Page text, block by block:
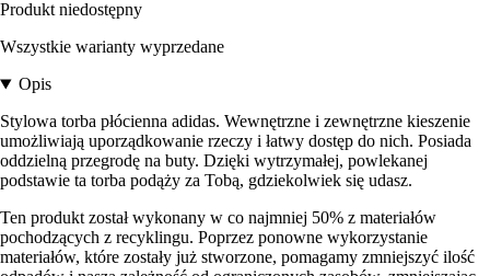
Produkt niedostępny
Wszystkie warianty wyprzedane
Opis
Stylowa torba płócienna adidas. Wewnętrzne i zewnętrzne kieszenie
umożliwiają uporządkowanie rzeczy i łatwy dostęp do nich. Posiada
oddzielną przegrodę na buty. Dzięki wytrzymałej, powlekanej
podstawie ta torba podąży za Tobą, gdziekolwiek się udasz.
Ten produkt został wykonany w co najmniej 50% z materiałów
pochodzących z recyklingu. Poprzez ponowne wykorzystanie
materiałów, które zostały już stworzone, pomagamy zmniejszyć ilość